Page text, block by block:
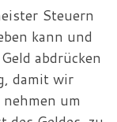
Steuern
kann und
abdrücken
damit wir
um